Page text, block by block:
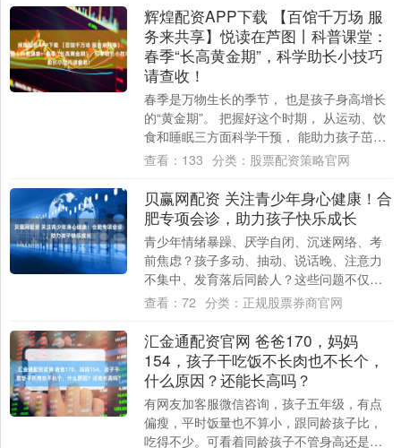
辉煌配资APP下载 【百馆千万场 服
务来共享】悦读在芦图丨科普课堂：
春季“长高黄金期”，科学助长小技巧
请查收！
春季是万物生长的季节， 也是孩子身高增长
的“黄金期”。 把握好这个时期， 从运动、饮
食和睡眠三方面科学干预， 能助力孩子茁壮
成长。 一、科学运动 选对项目，助力....
查看： 133 分类： 股票配资策略官网
贝赢网配资 关注青少年身心健康！合
肥专项会诊，助力孩子快乐成长
青少年情绪暴躁、厌学自闭、沉迷网络、考
前焦虑？孩子多动、抽动、说话晚、注意力
不集中、发育落后同龄人？这些问题不仅影
响成长，更关乎未来。家长焦急却找不到专
查看： 72 分类： 正规股票券商官网
汇金通配资官网 爸爸170，妈妈
154，孩子干吃饭不长肉也不长个，
什么原因？还能长高吗？
有网友加客服微信咨询，孩子五年级，有点
偏瘦，平时饭量也不算小，跟同龄孩子比，
吃得不少。可看着同龄孩子不管身高还是横